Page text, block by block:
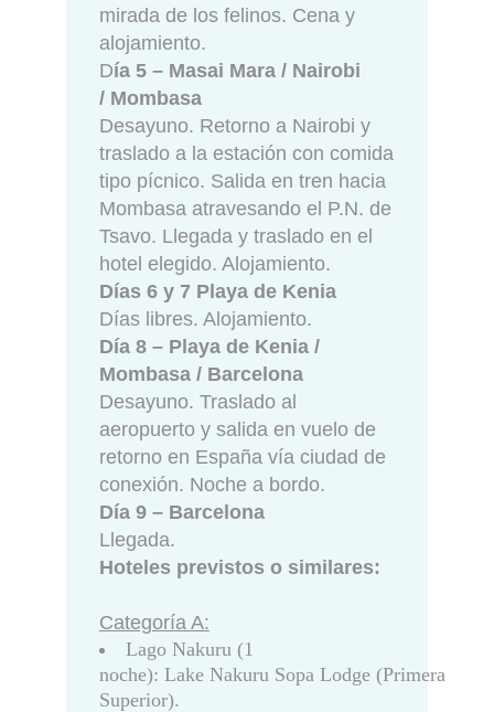
mirada de los felinos. Cena y
alojamiento.
Día 5 – Masai Mara / Nairobi
/ Mombasa
Desayuno. Retorno a Nairobi y
traslado a la estación con comida
tipo pícnico. Salida en tren hacia
Mombasa atravesando el P.N. de
Tsavo. Llegada y traslado en el
hotel elegido. Alojamiento.
Días 6 y 7 Playa de Kenia
Días libres. Alojamiento.
Día 8 – Playa de Kenia /
Mombasa / Barcelona
Desayuno. Traslado al
aeropuerto y salida en vuelo de
retorno en España vía ciudad de
conexión. Noche a bordo.
Día 9 – Barcelona
Llegada.
Hoteles previstos o similares:
Categoría A:
Lago Nakuru (1
noche): Lake Nakuru Sopa Lodge (Primera
Superior).